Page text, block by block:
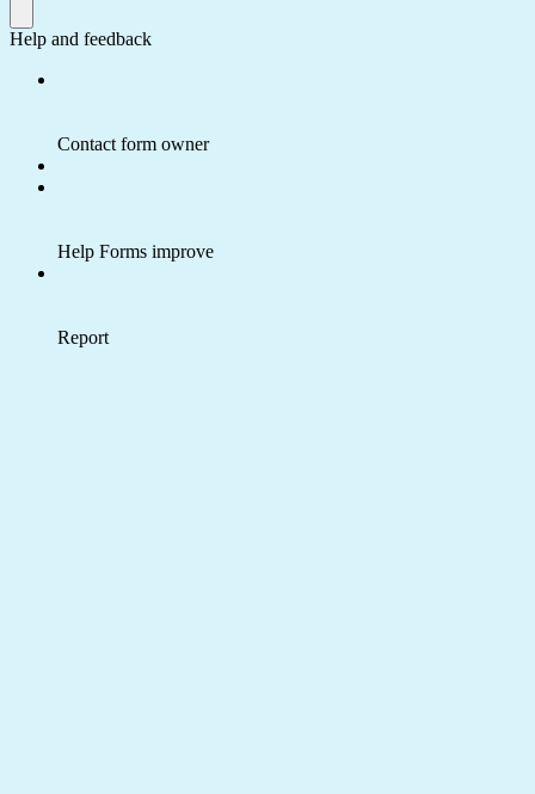
Help and feedback
Contact form owner
Help Forms improve
Report